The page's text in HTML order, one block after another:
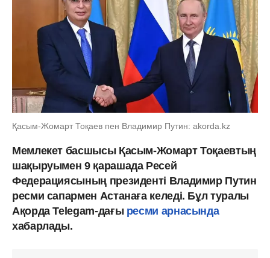
Қасым-Жомарт Тоқаев пен Владимир Путин: akorda.kz
Мемлекет басшысы Қасым-Жомарт Тоқаевтың
шақыруымен 9 қарашада Ресей
Федерациясының президенті Владимир Путин
ресми сапармен Астанаға келеді. Бұл туралы
Ақорда Telegam-дағы ресми арнасында
хабарлады.